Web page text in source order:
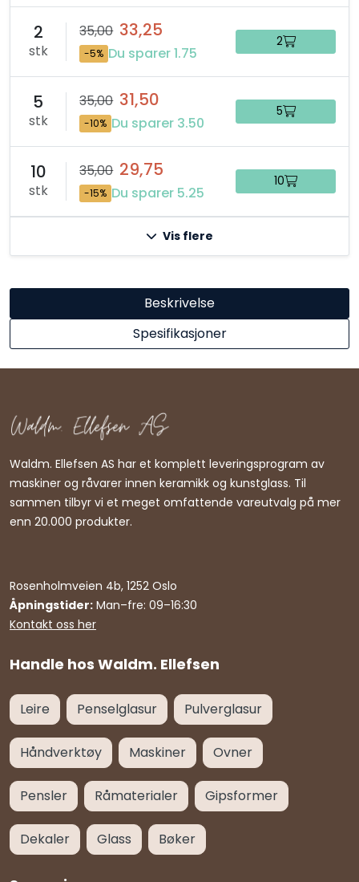
2
stk
35,00 33,25
-5% Du sparer 1.75
2
5
stk
35,00 31,50
-10% Du sparer 3.50
5
10
stk
35,00 29,75
-15% Du sparer 5.25
10
Vis flere
Beskrivelse
Spesifikasjoner
Handle hos Waldm. Ellefsen
Waldm. Ellefsen AS har et komplett leveringsprogram av
maskiner og råvarer innen keramikk og kunstglass. Til
sammen tilbyr vi et meget omfattende vareutvalg på mer
enn 20.000 produkter.
Rosenholmveien 4b, 1252 Oslo
Åpningstider: Man–fre: 09–16:30
Kontakt oss her
Leire Penselglasur Pulverglasur
Håndverktøy Maskiner Ovner
Pensler Råmaterialer Gipsformer
Dekaler Glass Bøker